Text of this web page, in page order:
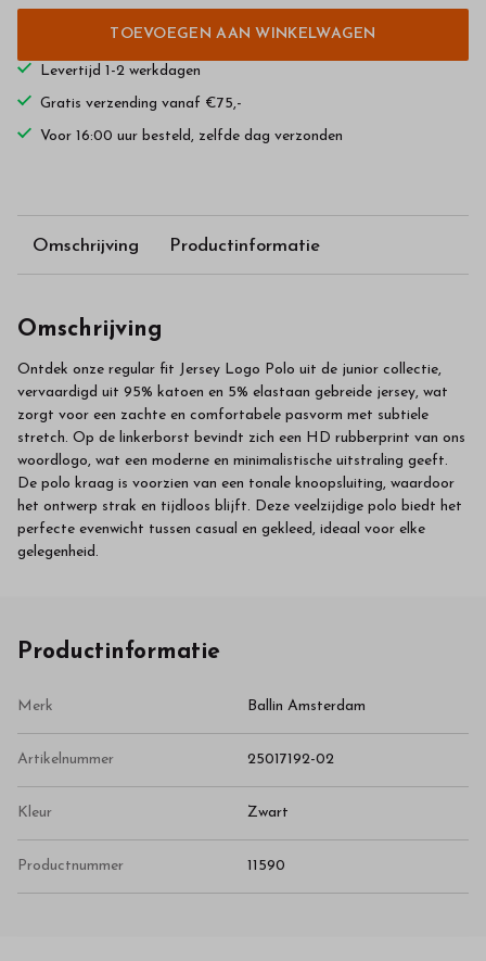
TOEVOEGEN AAN WINKELWAGEN
Levertijd 1-2 werkdagen
Gratis verzending vanaf €75,-
Voor 16:00 uur besteld, zelfde dag verzonden
Omschrijving Productinformatie
Omschrijving
Ontdek onze regular fit Jersey Logo Polo uit de junior collectie,
vervaardigd uit 95% katoen en 5% elastaan gebreide jersey, wat
zorgt voor een zachte en comfortabele pasvorm met subtiele
stretch. Op de linkerborst bevindt zich een HD rubberprint van ons
woordlogo, wat een moderne en minimalistische uitstraling geeft.
De polo kraag is voorzien van een tonale knoopsluiting, waardoor
het ontwerp strak en tijdloos blijft. Deze veelzijdige polo biedt het
perfecte evenwicht tussen casual en gekleed, ideaal voor elke
gelegenheid.
Productinformatie
Merk Ballin Amsterdam
Artikelnummer 25017192-02
Kleur Zwart
Productnummer 11590